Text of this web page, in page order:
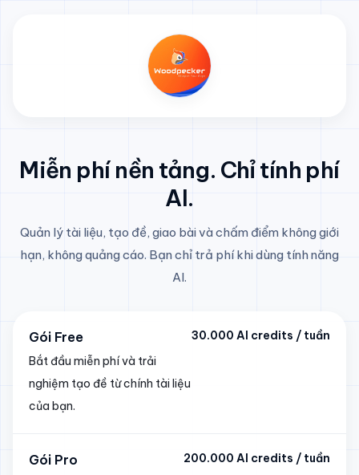
Miễn phí nền tảng. Chỉ tính phí
AI.
Quản lý tài liệu, tạo đề, giao bài và chấm điểm không giới
hạn, không quảng cáo. Bạn chỉ trả phí khi dùng tính năng
AI.
Gói Free
Bắt đầu miễn phí và trải
nghiệm tạo đề từ chính tài liệu
của bạn.
30.000 AI credits / tuần
Gói Pro 200.000 AI credits / tuần